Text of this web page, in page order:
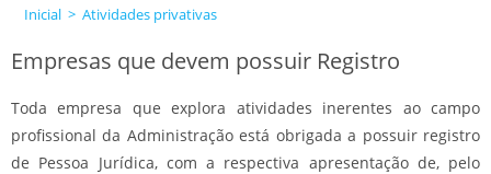
Inicial > Atividades privativas
Empresas que devem possuir Registro
Toda empresa que explora atividades inerentes ao campo
profissional da Administração está obrigada a possuir registro
de Pessoa Jurídica, com a respectiva apresentação de, pelo